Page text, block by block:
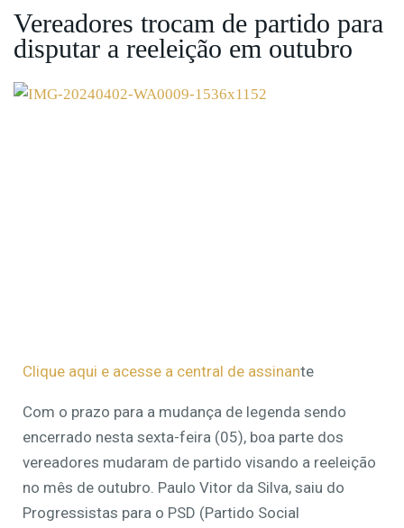
Vereadores trocam de partido para
disputar a reeleição em outubro
Clique aqui e acesse a central de assinante
Com o prazo para a mudança de legenda sendo
encerrado nesta sexta-feira (05), boa parte dos
vereadores mudaram de partido visando a reeleição
no mês de outubro. Paulo Vitor da Silva, saiu do
Progressistas para o PSD (Partido Social